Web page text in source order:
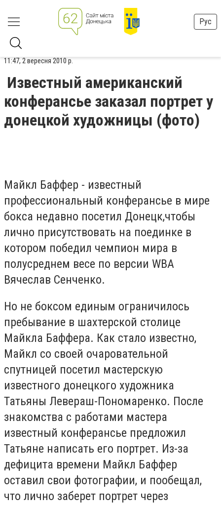
Рус
11:47, 2 вересня 2010 р.
Известный американский
конферансье заказал портрет у
донецкой художницы (фото)
Майкл Баффер - известный
профессиональный конферансье в мире
бокса недавно посетил Донецк,чтобы
лично присутствовать на поединке в
котором победил чемпион мира в
полусреднем весе по версии WBA
Вячеслав Сенченко.
Но не боксом единым ограничилось
пребывание в шахтерской столице
Майкла Баффера. Как стало известно,
Майкл со своей очаровательной
спутницей посетил мастерскую
известного донецкого художника
Татьяны Левераш-Пономаренко. После
знакомства с работами мастера
известный конферансье предложил
Татьяне написать его портрет. Из-за
дефицита времени Майкл Баффер
оставил свои фотографии, и пообещал,
что лично заберет портрет через